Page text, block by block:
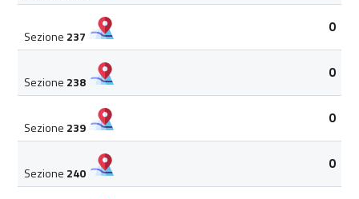
Sezione 237
0
Sezione 238
0
Sezione 239
0
Sezione 240
0